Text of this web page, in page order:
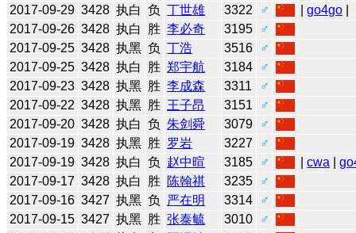
2017-09-29 3428 执白 负 丁世雄 3322 ♂ |go4go
2017-09-26 3428 执白 胜 李必奇 3195
♂
2017-09-25 3428 执黑 负 丁浩 3516
♂
2017-09-25 3428 执白 胜 郑宇航 3184
♂
2017-09-23 3428 执黑 胜 李成森 3311
♂
2017-09-22 3428 执黑 胜 王子昂 3151
♂
2017-09-20 3428 执白 负 朱剑舜 3079
♂
2017-09-19 3428 执黑 胜 罗岩 3227
♂
2017-09-19 3428 执白 负 赵中暄 3185 ♂ |cwa |
2017-09-17 3428 执白 胜 陈翰祺 3235
♂
2017-09-16 3427 执黑 负 严在明 3314
♂
2017-09-15 3427 执黑 胜 张泰毓 3010
♂